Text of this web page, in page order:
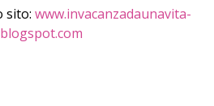
sito:www.invacanzadaunavita-